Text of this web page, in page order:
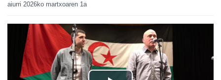
aiurri 2026ko martxoaren 1a